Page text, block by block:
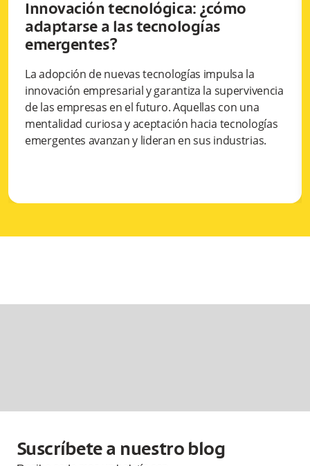
Innovación tecnológica: ¿cómo
adaptarse a las tecnologías
emergentes?
La adopción de nuevas tecnologías impulsa la
innovación empresarial y garantiza la supervivencia
de las empresas en el futuro. Aquellas con una
mentalidad curiosa y aceptación hacia tecnologías
emergentes avanzan y lideran en sus industrias.
Suscríbete a nuestro blog